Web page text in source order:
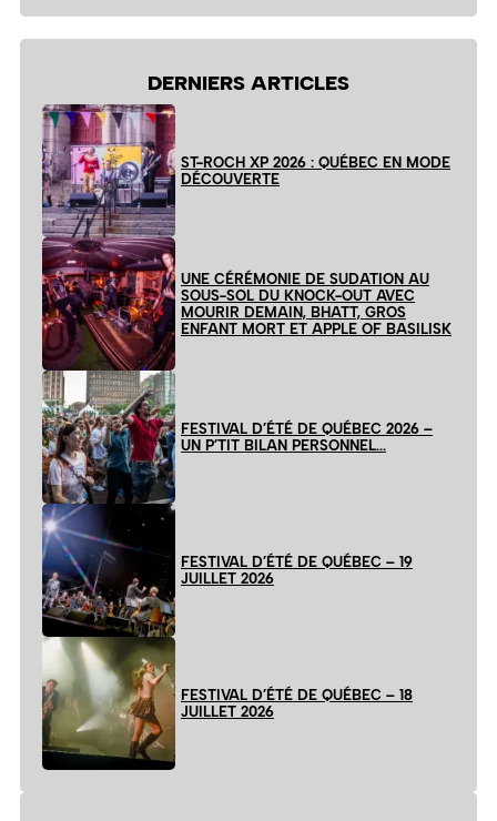
DERNIERS ARTICLES
ST-ROCH XP 2026 : QUÉBEC EN MODE
DÉCOUVERTE
UNE CÉRÉMONIE DE SUDATION AU
SOUS-SOL DU KNOCK-OUT AVEC
MOURIR DEMAIN, BHATT, GROS
ENFANT MORT ET APPLE OF BASILISK
FESTIVAL D’ÉTÉ DE QUÉBEC 2026 –
UN P’TIT BILAN PERSONNEL…
FESTIVAL D’ÉTÉ DE QUÉBEC – 19
JUILLET 2026
FESTIVAL D’ÉTÉ DE QUÉBEC – 18
JUILLET 2026